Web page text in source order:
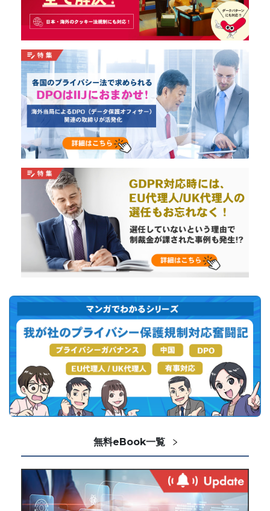
無料eBook一覧